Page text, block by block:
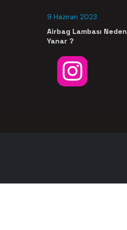
9 Haziran 2023
Airbag Lambası Neden
Yanar ?